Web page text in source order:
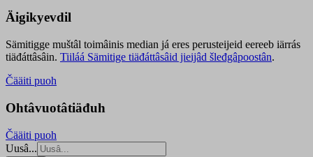
Äigikyevdil
Sämitigge muštâl toimâinis median já eres perusteijeid eereeb iärrás
tiäđáttâsâin. Tiiláá Sämitige tiäđáttâsâid jieijâd šleđgâpoostân.
Čääiti puoh
Ohtâvuotâtiäđuh
Čääiti puoh
Uusâ...